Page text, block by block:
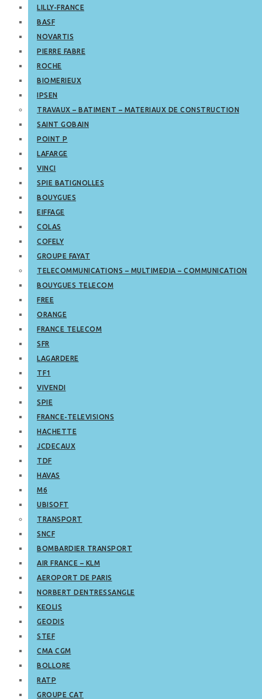
LILLY-FRANCE
BASF
NOVARTIS
PIERRE FABRE
ROCHE
BIOMERIEUX
IPSEN
TRAVAUX – BATIMENT – MATERIAUX DE CONSTRUCTION
SAINT GOBAIN
POINT P
LAFARGE
VINCI
SPIE BATIGNOLLES
BOUYGUES
EIFFAGE
COLAS
COFELY
GROUPE FAYAT
TELECOMMUNICATIONS – MULTIMEDIA – COMMUNICATION
BOUYGUES TELECOM
FREE
ORANGE
FRANCE TELECOM
SFR
LAGARDERE
TF1
VIVENDI
SPIE
FRANCE-TELEVISIONS
HACHETTE
JCDECAUX
TDF
HAVAS
M6
UBISOFT
TRANSPORT
SNCF
BOMBARDIER TRANSPORT
AIR FRANCE – KLM
AEROPORT DE PARIS
NORBERT DENTRESSANGLE
KEOLIS
GEODIS
STEF
CMA CGM
BOLLORE
RATP
GROUPE CAT